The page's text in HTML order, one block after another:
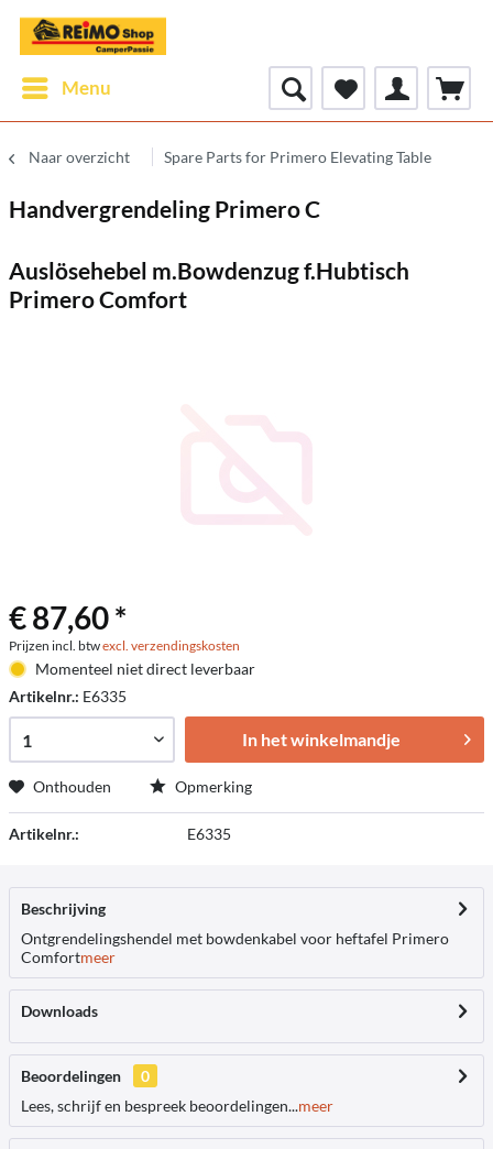
Menu
Naar overzicht Spare Parts for Primero Elevating Table
Handvergrendeling Primero C
Auslösehebel m.Bowdenzug f.Hubtisch
Primero Comfort
€ 87,60 *
Prijzen incl. btwexcl. verzendingskosten
Momenteel niet direct leverbaar
Artikelnr.: E6335
In het winkelmandje
Onthouden Opmerking
Artikelnr.: E6335
Beschrijving
Ontgrendelingshendel met bowdenkabel voor heftafel Primero
Comfortmeer
Downloads
Beoordelingen
0
Lees, schrijf en bespreek beoordelingen...meer